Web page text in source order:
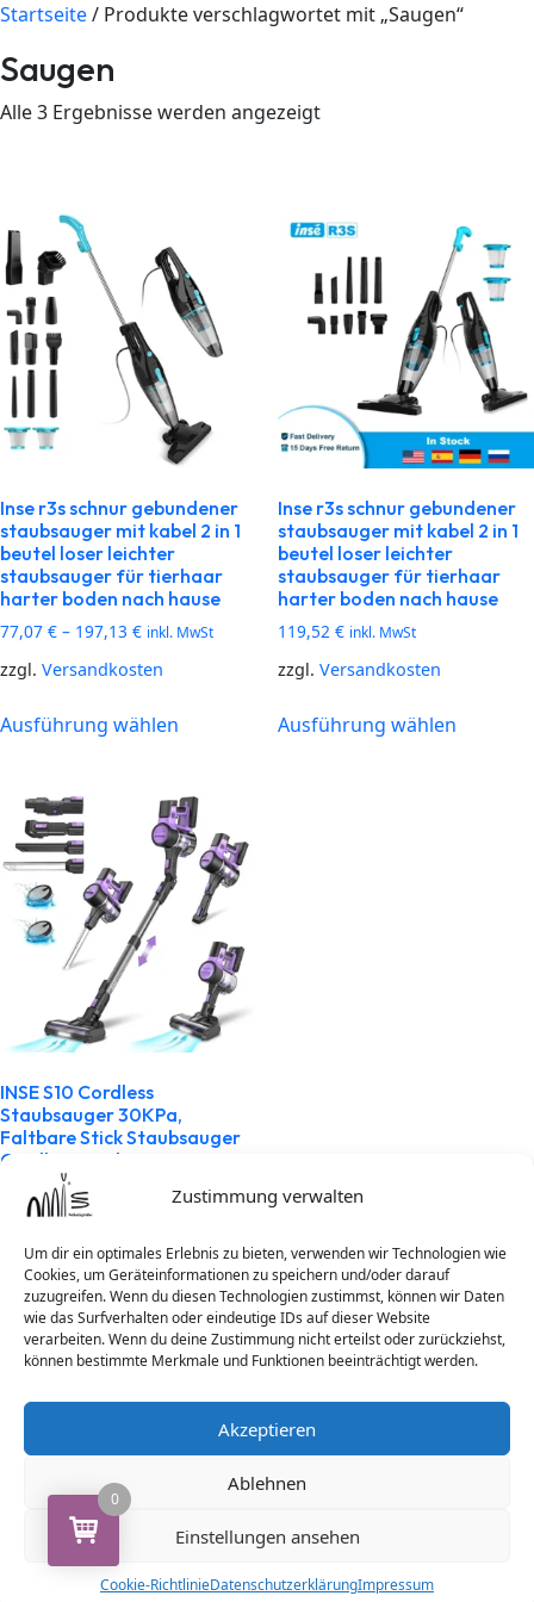
Zustimmung verwalten
Um dir ein optimales Erlebnis zu bieten, verwenden wir Technologien wie
Cookies, um Geräteinformationen zu speichern und/oder darauf
zuzugreifen. Wenn du diesen Technologien zustimmst, können wir Daten
wie das Surfverhalten oder eindeutige IDs auf dieser Website
verarbeiten. Wenn du deine Zustimmung nicht erteilst oder zurückziehst,
können bestimmte Merkmale und Funktionen beeinträchtigt werden.
Akzeptieren
Ablehnen
Einstellungen ansehen
Cookie-RichtlinieDatenschutzerklärungImpressum
Startseite/ Produkte verschlagwortet mit „Saugen“
Saugen
Alle 3 Ergebnisse werden angezeigt
Inse r3s schnur gebundener
staubsauger mit kabel 2 in 1
beutel loser leichter
staubsauger für tierhaar
harter boden nach hause
77,07 € – 197,13 € inkl. MwSt
zzgl. Versandkosten
Ausführung wählen
Inse r3s schnur gebundener
staubsauger mit kabel 2 in 1
beutel loser leichter
staubsauger für tierhaar
harter boden nach hause
119,52 € inkl. MwSt
zzgl. Versandkosten
Ausführung wählen
INSE S10 Cordless
Staubsauger 30KPa,
Faltbare Stick Staubsauger
Cordless Bagless,50 Minuten
Laufzeit, für pet Haar
289,17€ inkl. MwSt
zzgl.Versandkosten
Ausführung wählen
Search
Archives
0